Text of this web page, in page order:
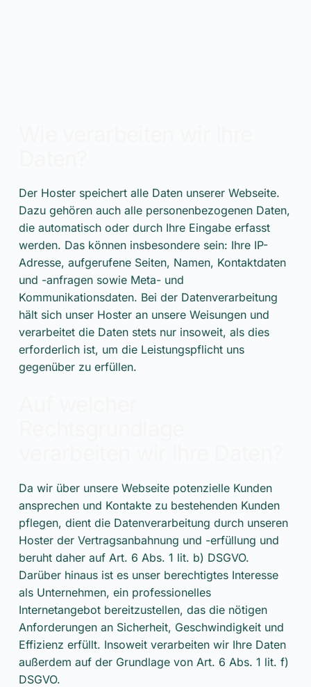
Der Hoster speichert alle Daten unserer Webseite.
Dazu gehören auch alle personenbezogenen Daten,
die automatisch oder durch Ihre Eingabe erfasst
werden. Das können insbesondere sein: Ihre IP-
Adresse, aufgerufene Seiten, Namen, Kontaktdaten
und -anfragen sowie Meta- und
Kommunikationsdaten. Bei der Datenverarbeitung
hält sich unser Hoster an unsere Weisungen und
verarbeitet die Daten stets nur insoweit, als dies
erforderlich ist, um die Leistungspflicht uns
gegenüber zu erfüllen.
Da wir über unsere Webseite potenzielle Kunden
ansprechen und Kontakte zu bestehenden Kunden
pflegen, dient die Datenverarbeitung durch unseren
Hoster der Vertragsanbahnung und -erfüllung und
beruht daher auf Art. 6 Abs. 1 lit. b) DSGVO.
Darüber hinaus ist es unser berechtigtes Interesse
als Unternehmen, ein professionelles
Internetangebot bereitzustellen, das die nötigen
Anforderungen an Sicherheit, Geschwindigkeit und
Effizienz erfüllt. Insoweit verarbeiten wir Ihre Daten
außerdem auf der Grundlage von Art. 6 Abs. 1 lit. f)
DSGVO.